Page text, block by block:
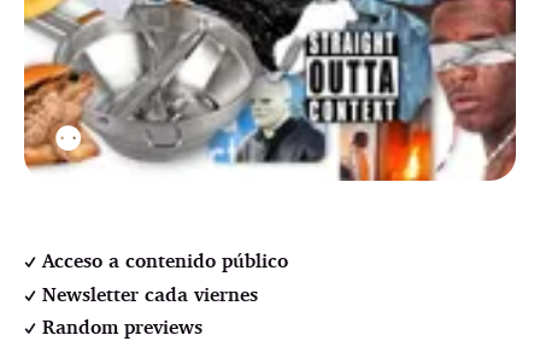
⚉
Acceso a contenido público
Newsletter cada viernes
Random previews